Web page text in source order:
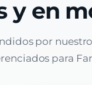
y en
por
para